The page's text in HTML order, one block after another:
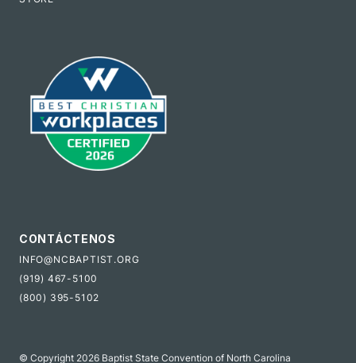
CONTÁCTENOS
INFO@NCBAPTIST.ORG
(919) 467-5100
(800) 395-5102
© Copyright 2026 Baptist State Convention of North Carolina